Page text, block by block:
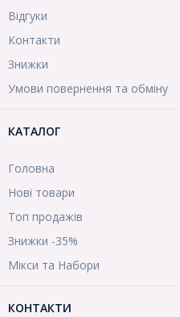
Відгуки
Контакти
Знижки
Умови повернення та обміну
КАТАЛОГ
Головна
Нові товари
Топ продажів
Знижки -35%
Мікси та Набори
КОНТАКТИ